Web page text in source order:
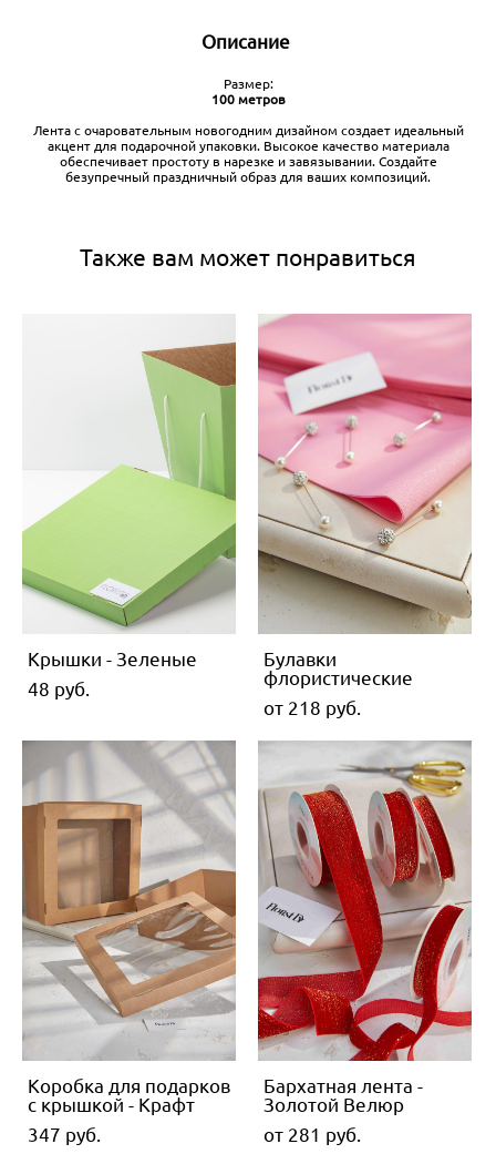
Описание
Размер:
100 метров
Лента с очаровательным новогодним дизайном создает идеальный
акцент для подарочной упаковки. Высокое качество материала
обеспечивает простоту в нарезке и завязывании. Создайте
безупречный праздничный образ для ваших композиций.
Также вам может понравиться
Крышки - Зеленые
48 pуб.
Булавки
флористические
от 218 pуб.
Коробка для подарков
с крышкой - Крафт
347 pуб.
Бархатная лента -
Золотой Велюр
от 281 pуб.